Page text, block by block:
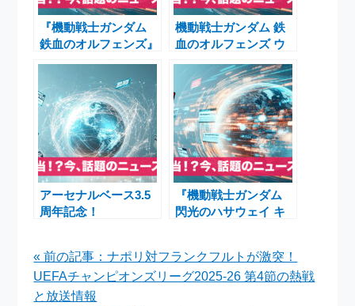
『機動戦士ガンダム
鉄血のオルフェンズ』
ズハント」と同時上映
される新作短編「幕間
の楔」詳細
機動戦士ガンダム 鉄
血のオルフェンズ ウ
版 2025年10月31日劇
場公開決定！声優交代
やガンダムW30周年動
画も話題に
アーセナルベース3.5
周年記念！
FORSQUAD
SEASON:04最新ニュ
ースまとめ
『機動戦士ガンダム
閃光のハサウェイ キ
る
« 前の記事：ナポリ対フランクフルトが激突！
UEFAチャンピオンズリーグ2025-26 第4節の熱戦
と放送情報